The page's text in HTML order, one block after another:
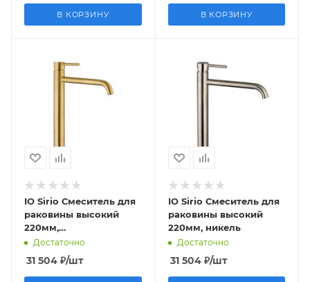
В КОРЗИНУ В КОРЗИНУ
IO Sirio Смеситель для
раковины высокий
220мм,
брашированное
Достаточно
31 504 ₽/шт
IO Sirio Смеситель для
раковины высокий
220мм, никель
Достаточно
31 504₽/шт